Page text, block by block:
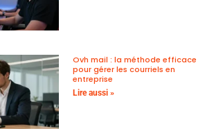
Ovh mail : la méthode efficace
pour gérer les courriels en
entreprise
Lire aussi »